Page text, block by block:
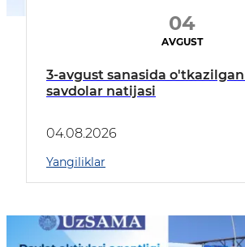
04
AVGUST
3-avgust sanasida
savdolar natijasi
04.08.2026
Yangiliklar